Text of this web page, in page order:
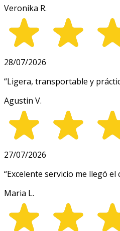
Veronika R.
28/07/2026
“Ligera, transportable y
Agustin V.
27/07/2026
“Excelente servicio me llegó el
Maria L.